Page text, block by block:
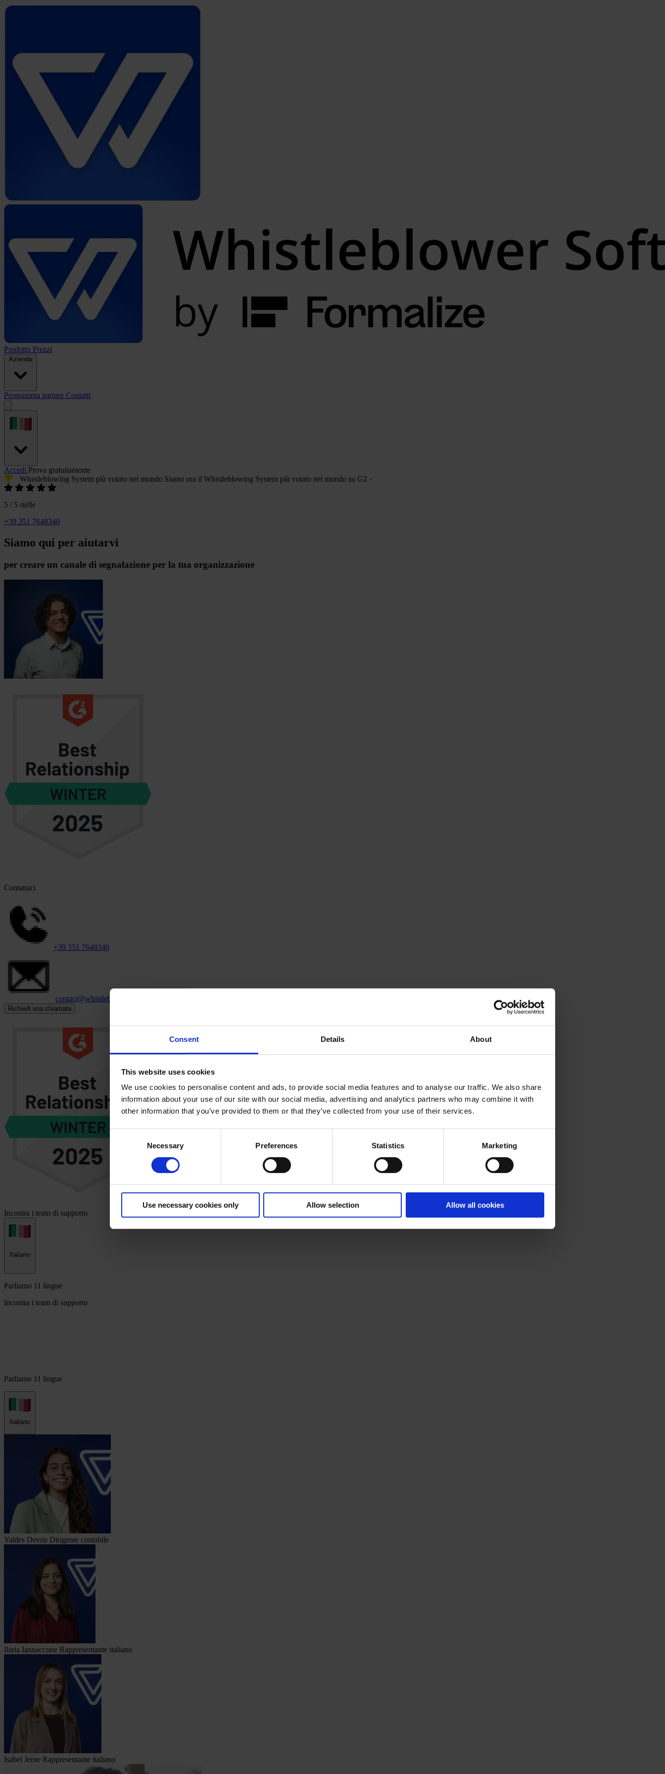
Consent Details About
This website uses cookies
We use cookies to personalise content and ads, to provide social media features and to analyse our traffic. We also share
information about your use of our site with our social media, advertising and analytics partners who may combine it with
other information that you’ve provided to them or that they’ve collected from your use of their services.
Necessary Preferences Statistics Marketing
Use necessary cookies only Allow selection Allow all cookies
Whistleblower
Prodotto Prezzi
Azienda
Programma partner Contatti
menu
Accedi Prova gratuitamente
Whistleblowing System più votato nel mondo Siamo ora il Whistleblowing System più votato nel mondo su G2 ·
5 / 5 stelle
+39 351 7648340
Siamo qui per aiutarvi
per creare un canale di segnalazione per la tua organizzazione
Contattaci
+39 351 7648340
contact@whistleblowersoftware.com
Richiedi una chiamata
Incontra i team di supporto
Italiano
Parliamo 11 lingue
Incontra i team di supporto
Parliamo 11 lingue
Italiano
Yaldes Devris Dirigente contabile
Ilaria Iannaccone Rappresentante italiano
Isabel Jerne Rappresentante italiano